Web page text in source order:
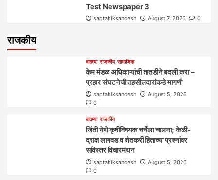
Test Newspaper 3
saptahiksandesh August 7, 2026 0
राजकीय
बातम्या राजकीय सामाजिक
केम मंडळ अधिकाऱ्यांची तातडीने बदली करा –
प्रहार संघटनेची तहसीलदारांकडे मागणी
saptahiksandesh
August 5, 2026
0
बातम्या राजकीय
जिंती येथे कृषीविषयक चर्चेला चालना; केळी-
द्राक्ष लागवड व शेतकरी हिताच्या प्रश्नांवर
सविस्तर विचारमंथन
saptahiksandesh
August 5, 2026
0